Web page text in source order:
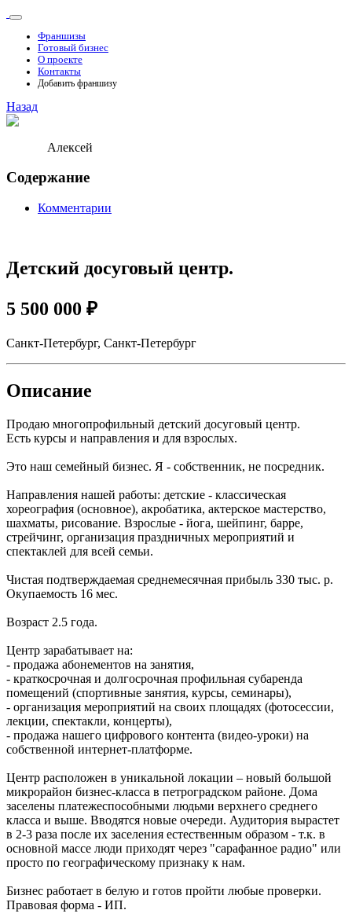
Франшизы
Готовый бизнес
О проекте
Контакты
Добавить франшизу
Назад
Алексей
Содержание
Комментарии
Детский досуговый центр.
5 500 000 ₽
Санкт-Петербург, Санкт-Петербург
Описание
Продаю многопрофильный детский досуговый центр.
Есть курсы и направления и для взрослых.
Это наш семейный бизнес. Я - собственник, не посредник.
Направления нашей работы: детские - классическая
хореография (основное), акробатика, актерское мастерство,
шахматы, рисование. Взрослые - йога, шейпинг, барре,
стрейчинг, организация праздничных мероприятий и
спектаклей для всей семьи.
Чистая подтверждаемая среднемесячная прибыль 330 тыс. р.
Окупаемость 16 мес.
Возраст 2.5 года.
Центр зарабатывает на:
- продажа абонементов на занятия,
- краткосрочная и долгосрочная профильная субаренда
помещений (спортивные занятия, курсы, семинары),
- организация мероприятий на своих площадях (фотосессии,
лекции, спектакли, концерты),
- продажа нашего цифрового контента (видео-уроки) на
собственной интернет-платформе.
Центр расположен в уникальной локации – новый большой
микрорайон бизнес-класса в петроградском районе. Дома
заселены платежеспособными людьми верхнего среднего
класса и выше. Вводятся новые очереди. Аудитория вырастет
в 2-3 раза после их заселения естественным образом - т.к. в
основной массе люди приходят через "сарафанное радио" или
просто по географическому признаку к нам.
Бизнес работает в белую и готов пройти любые проверки.
Правовая форма - ИП.